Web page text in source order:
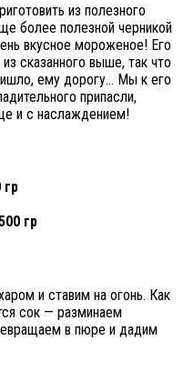
из полезного
более полезной черникой
вкусное мороженое! Его
сказанного выше, так что
ему дорогу… Мы к его
припасли,
и с наслаждением!
гр
гр
и ставим на огонь. Как
сок — разминаем
в пюре и дадим